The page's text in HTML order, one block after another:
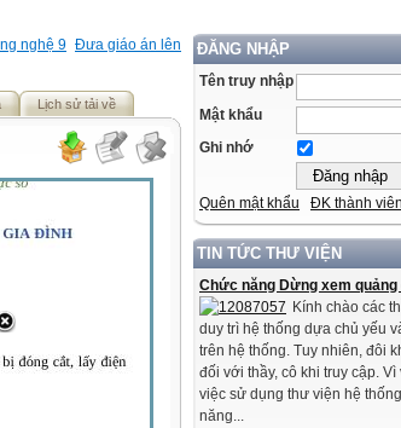
ĐĂNG NHẬP
Tên truy nhập
Mật khẩu
Ghi nhớ
Quên mật khẩu ĐK thành viên
TIN TỨC THƯ VIỆN
Chức năng Dừng xem
Kính chào các
duy trì hệ thống dựa chủ yếu
trên hệ thống. Tuy nhiên, đôi
đối với thầy, cô khi truy cập.
việc sử dụng thư viện hệ
năng...
Đưa giáo án lên
nghệ 9
Lịch sử tải về